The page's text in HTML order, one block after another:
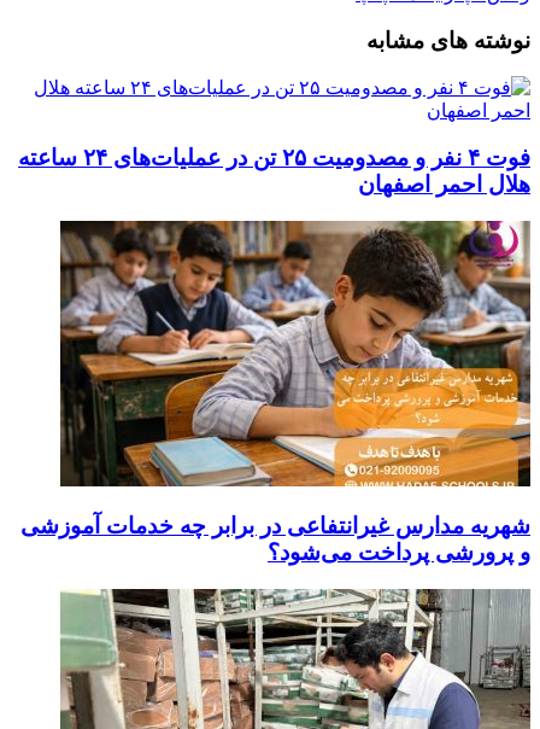
نوشته های مشابه
فوت ۴ نفر و مصدومیت ۲۵ تن در عملیات‌های ۲۴ ساعته
هلال احمر اصفهان
شهریه مدارس غیرانتفاعی در برابر چه خدمات آموزشی
و پرورشی پرداخت می‌شود؟